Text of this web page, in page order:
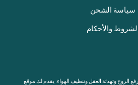
سياسة الشحن
والأحكام
الروح وتهدئة العقل وتنظيف الهواء. يقدم لك موقع